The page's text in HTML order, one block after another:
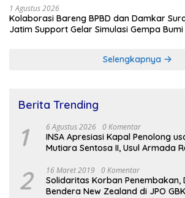
1 Agustus 2026
Kolaborasi Bareng BPBD dan Damkar
Jatim Support Gelar Simulasi Gempa
Selengkapnya
Berita Trending
1 6 Agustus 2026 0 Komentar
INSA Apresiasi Kapal Penolong
Mutiara Sentosa II, Usul Armada
2 16 Maret 2019 0 Komentar
Solidaritas Korban Penembakan,
Bendera New Zealand di JPO GBK